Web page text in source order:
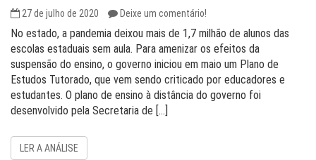
27 de julho de 2020 Deixe um comentário!
No estado, a pandemia deixou mais de 1,7 milhão de alunos das
escolas estaduais sem aula. Para amenizar os efeitos da
suspensão do ensino, o governo iniciou em maio um Plano de
Estudos Tutorado, que vem sendo criticado por educadores e
estudantes. O plano de ensino à distância do governo foi
desenvolvido pela Secretaria de […]
LER A ANÁLISE